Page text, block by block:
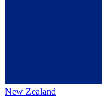
New Zealand